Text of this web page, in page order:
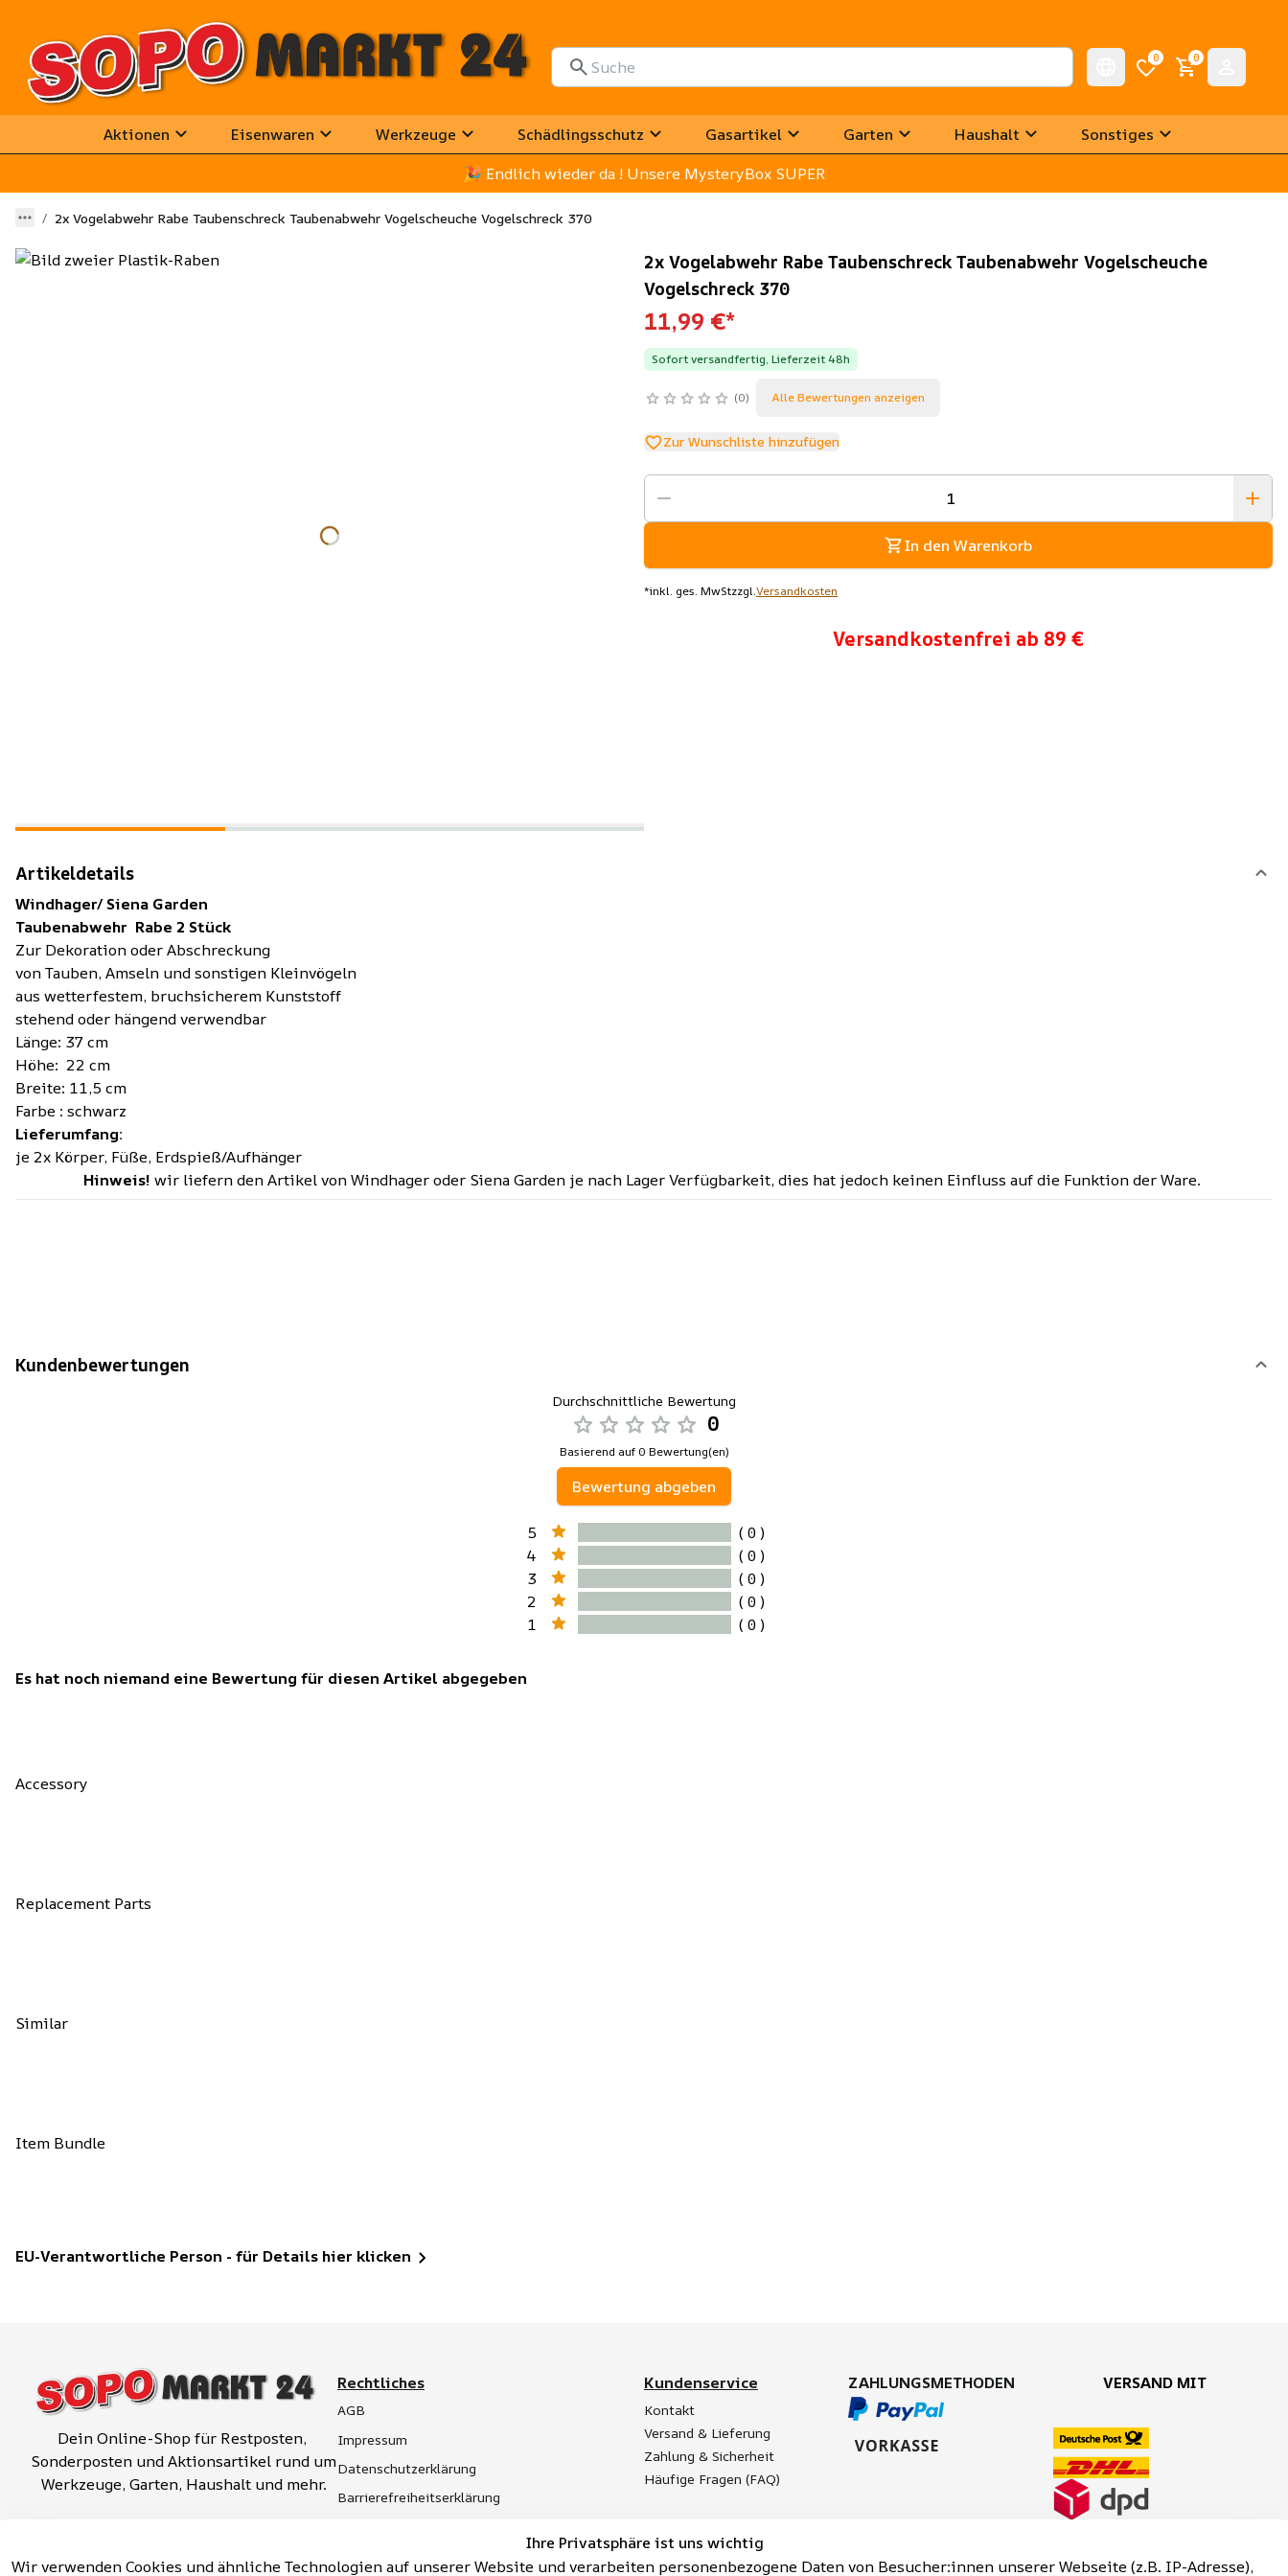
0 0
Aktionen Eisenwaren Werkzeuge Schädlingsschutz Gasartikel Garten Haushalt
Sonstiges
🎉 Endlich wieder da ! Unsere MysteryBox SUPER
2x Vogelabwehr Rabe Taubenschreck Taubenabwehr Vogelscheuche Vogelschreck 370
2x Vogelabwehr Rabe Taubenschreck Taubenabwehr Vogelscheuche
Vogelschreck 370
11,99 €*
Sofort versandfertig, Lieferzeit 48h
0 Alle Bewertungen anzeigen
Zur Wunschliste hinzufügen
In den Warenkorb
*inkl. ges. MwStzzgl.Versandkosten
Versandkostenfrei ab 89 €
Artikeldetails
Windhager/ Siena Garden
Taubenabwehr Rabe 2 Stück
Zur Dekoration oder Abschreckung
von Tauben, Amseln und sonstigen Kleinvögeln
aus wetterfestem, bruchsicherem Kunststoff
stehend oder hängend verwendbar
Länge: 37 cm
Höhe: 22 cm
Breite: 11,5 cm
Farbe : schwarz
Lieferumfang:
je 2x Körper, Füße, Erdspieß/Aufhänger
Hinweis! wir liefern den Artikel von Windhager oder Siena Garden je nach Lager Verfügbarkeit, dies hat jedoch keinen Einfluss auf die Funktion der Ware.
Kundenbewertungen
Durchschnittliche Bewertung
0
Basierend auf 0 Bewertung(en)
Bewertung abgeben
5
( 0 )
4
( 0 )
3
( 0 )
2
( 0 )
1
( 0 )
Es hat noch niemand eine Bewertung für diesen Artikel abgegeben
Accessory
Replacement Parts
Similar
Item Bundle
EU-Verantwortliche Person - für Details hier klicken
Ihre Privatsphäre ist uns wichtig
Wir verwenden Cookies und ähnliche Technologien auf unserer Website und verarbeiten personenbezogene Daten von Besucher:innen unserer Webseite (z.B. IP-Adresse),
Dein Online-Shop für Restposten,
Sonderposten und Aktionsartikel rund um
Werkzeuge, Garten, Haushalt und mehr.
Rechtliches
AGB
Impressum
Datenschutzerklärung
Barrierefreiheitserklärung
Kundenservice
Kontakt
Versand & Lieferung
Zahlung & Sicherheit
Häufige Fragen (FAQ)
ZAHLUNGSMETHODEN VERSAND MIT